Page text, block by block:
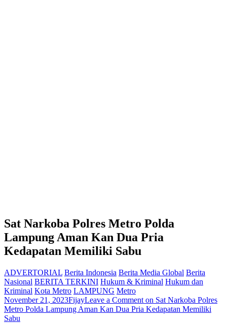
Sat Narkoba Polres Metro Polda
Lampung Aman Kan Dua Pria
Kedapatan Memiliki Sabu
ADVERTORIAL Berita Indonesia Berita Media Global Berita
Nasional BERITA TERKINI Hukum & Kriminal Hukum dan
Kriminal Kota Metro LAMPUNG Metro
November 21, 2023FijayLeave a Comment on Sat Narkoba Polres
Metro Polda Lampung Aman Kan Dua Pria Kedapatan Memiliki
Sabu